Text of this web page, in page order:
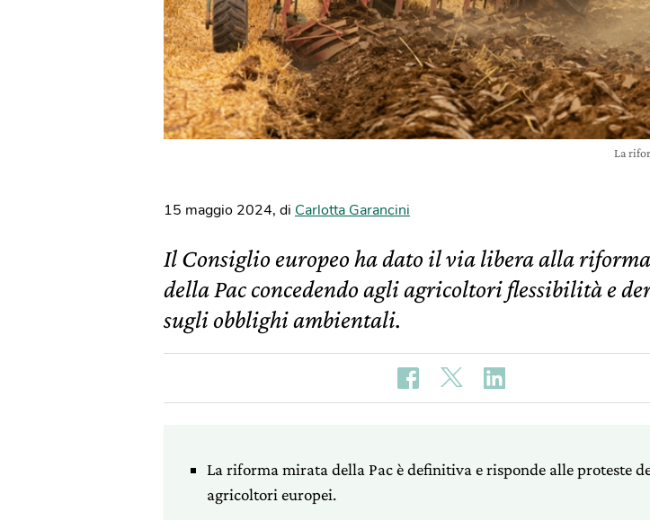
La
15 maggio 2024, di Carlotta Garancini
Il Consiglio europeo ha dato il via libera alla
della Pac concedendo agli agricoltori flessibilità e
sugli obblighi ambientali.
La riforma mirata della Pac è definitiva e risponde alle proteste
agricoltori europei.